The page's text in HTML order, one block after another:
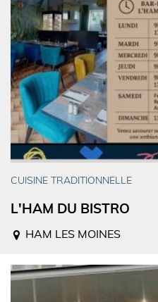
CUISINE TRADITIONNELLE
L'HAM DU BISTRO
HAM LES MOINES